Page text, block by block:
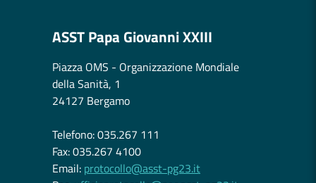
ASST Papa Giovanni XXIII
Piazza OMS - Organizzazione Mondiale
della Sanità, 1
24127 Bergamo
Telefono: 035.267 111
Fax: 035.267 4100
Email: protocollo@asst-pg23.it